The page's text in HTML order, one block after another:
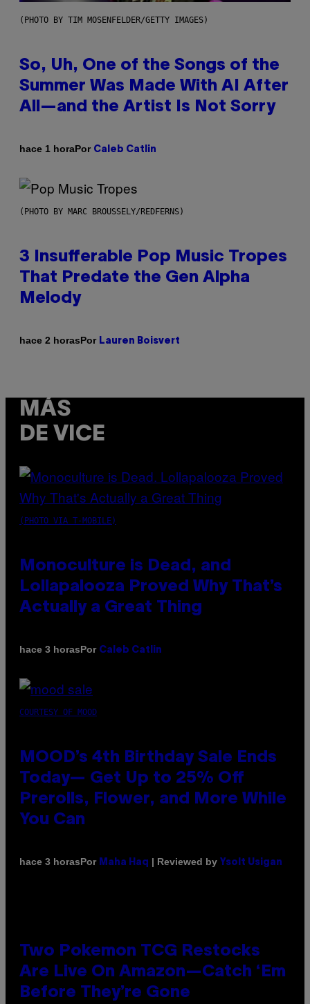
(PHOTO BY TIM MOSENFELDER/GETTY IMAGES)
So, Uh, One of the Songs of the
Summer Was Made With AI After
All—and the Artist Is Not Sorry
hace 1 horaPor Caleb Catlin
(PHOTO BY MARC BROUSSELY/REDFERNS)
3 Insufferable Pop Music Tropes
That Predate the Gen Alpha
Melody
hace 2 horasPor Lauren Boisvert
MÁS
DE VICE
(PHOTO VIA T-MOBILE)
Monoculture is Dead, and
Lollapalooza Proved Why That’s
Actually a Great Thing
hace 3 horasPor Caleb Catlin
COURTESY OF MOOD
MOOD’s 4th Birthday Sale Ends
Today— Get Up to 25% Off
Prerolls, Flower, and More While
You Can
hace 3 horasPor Maha Haq | Reviewed by Ysolt Usigan
Two Pokemon TCG Restocks
Are Live On Amazon—Catch ‘Em
Before They’re Gone